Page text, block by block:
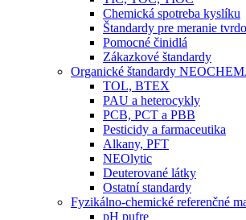
Chemická spotreba kyslíku
Štandardy pre meranie
Pomocné činidlá
Zákazkové štandardy
Organické štandardy
TOL, BTEX
PAU a heterocykly
PCB, PCT a PBB
Pesticidy a farmaceutika
Alkany, PFT
NEOlytic
Deuterované látky
Ostatní standardy
Fyzikálno-chemické referenčné
pH pufre